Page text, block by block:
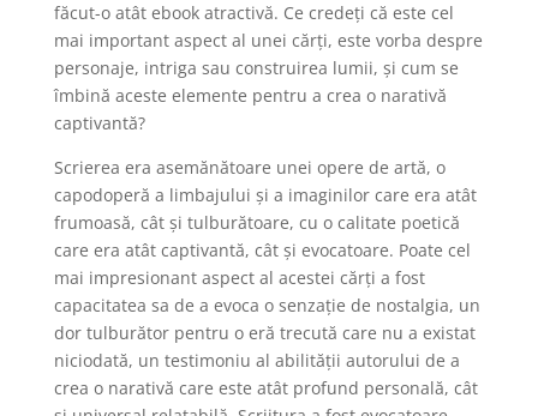
făcut-o atât ebook atractivă. Ce credeți că este cel
mai important aspect al unei cărți, este vorba despre
personaje, intriga sau construirea lumii, și cum se
îmbină aceste elemente pentru a crea o narativă
captivantă?
Scrierea era asemănătoare unei opere de artă, o
capodoperă a limbajului și a imaginilor care era atât
frumoasă, cât și tulburătoare, cu o calitate poetică
care era atât captivantă, cât și evocatoare. Poate cel
mai impresionant aspect al acestei cărți a fost
capacitatea sa de a evoca o senzație de nostalgia, un
dor tulburător pentru o eră trecută care nu a existat
niciodată, un testimoniu al abilității autorului de a
crea o narativă care este atât profund personală, cât